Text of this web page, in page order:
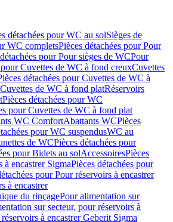
détachées pour WC au solSièges de
WC completsPièces détachées pour Pour
pour Pour sièges de WCPour
pour Cuvettes de WC à fond creuxCuvettes
détachées pour Cuvettes de WC à
de WC à fond platRéservoirs
Pièces détachées pour WC
pour Cuvettes de WC à fond plat
WC ComfortAbattants WCPièces
pour WC suspendusWC au
de WCPièces détachées pour
pour Bidets au solAccessoiresPièces
à encastrer SigmaPièces détachées pour
pour Pour réservoirs à encastrer
à encastrer
du rinçagePour alimentation sur
sur secteur, pour réservoirs à
à encastrer Geberit Sigma